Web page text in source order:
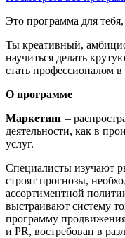
Это программа для тебя,
Ты креативный,
научиться делать
стать профессионалом
О программе
Маркетинг –
деятельности, как в
услуг.
Специалисты изучают
строят прогнозы,
ассортиментной
выстраивают систему
программу
и PR, востребован в